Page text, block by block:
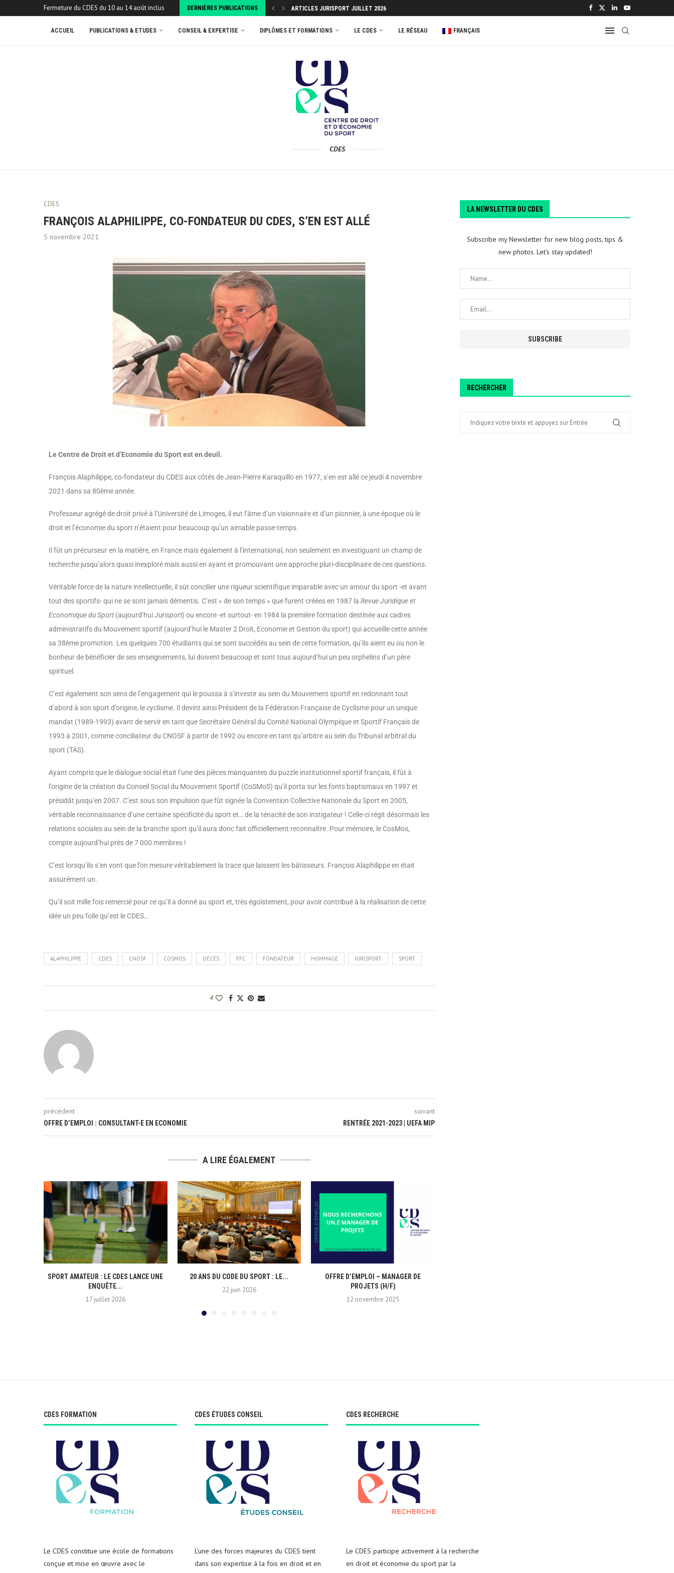
Fermeture du CDES du 10 au 14 août inclus DERNIÈRES PUBLICATIONS ARTICLES JURISPORT JUILLET 2026
ACCUEIL PUBLICATIONS & ETUDES CONSEIL & EXPERTISE DIPLÔMES ET FORMATIONS LE CDES LE RÉSEAU FRANÇAIS
CDES
CDES
FRANÇOIS ALAPHILIPPE, CO-FONDATEUR DU CDES, S’EN EST ALLÉ
5 novembre 2021
Le Centre de Droit et d’Economie du Sport est en deuil.
François Alaphilippe, co-fondateur du CDES aux côtés de Jean-Pierre Karaquillo en 1977, s’en est allé ce jeudi 4 novembre
2021 dans sa 80ème année.
Professeur agrégé de droit privé à l’Université de Limoges, il eut l’âme d’un visionnaire et d’un pionnier, à une époque où le
droit et l’économie du sport n’étaient pour beaucoup qu’un aimable passe-temps.
Il fût un précurseur en la matière, en France mais également à l’international, non seulement en investiguant un champ de
recherche jusqu’alors quasi inexploré mais aussi en ayant et promouvant une approche pluri-disciplinaire de ces questions.
Véritable force de la nature intellectuelle, il sût concilier une rigueur scientifique imparable avec un amour du sport -et avant
tout des sportifs- qui ne se sont jamais démentis. C’est « de son temps » que furent créées en 1987 la Revue Juridique et
Economique du Sport(aujourd’huiJurisport) ou encore -et surtout- en 1984 la première formation destinée aux cadres
administratifs du Mouvement sportif (aujourd’hui le Master 2 Droit, Economie et Gestion du sport) qui accueille cette année
sa 38ème promotion. Les quelques 700 étudiants qui se sont succédés au sein de cette formation, qu’ils aient eu ou non le
bonheur de bénéficier de ses enseignements, lui doivent beaucoup et sont tous aujourd’hui un peu orphelins d’un père
spirituel.
C’est également son sens de l’engagement qui le poussa à s’investir au sein du Mouvement sportif en redonnant tout
d’abord à son sport d’origine, le cyclisme. Il devint ainsi Président de la Fédération Française de Cyclisme pour un unique
mandat (1989-1993) avant de servir en tant que Secrétaire Général du Comité National Olympique et Sportif Français de
1993 à 2001, comme conciliateur du CNOSF à partir de 1992 ou encore en tant qu’arbitre au sein du Tribunal arbitral du
sport (TAS).
Ayant compris que le dialogue social était l’une des pièces manquantes du puzzle institutionnel sportif français, il fût à
l’origine de la création du Conseil Social du Mouvement Sportif (CoSMoS) qu’il porta sur les fonts baptismaux en 1997 et
présidât jusqu’en 2007. C’est sous son impulsion que fût signée la Convention Collective Nationale du Sport en 2005,
véritable reconnaissance d’une certaine spécificité du sport et… de la ténacité de son instigateur ! Celle-ci régit désormais les
relations sociales au sein de la branche sport qu’il aura donc fait officiellement reconnaître. Pour mémoire, le CosMos,
compte aujourd’hui près de 7 000 membres !
C’est lorsqu’ils s’en vont que l’on mesure véritablement la trace que laissent les bâtisseurs. François Alaphilippe en était
assurément un.
Qu’il soit mille fois remercié pour ce qu’il a donné au sport et, très égoïstement, pour avoir contribué à la réalisation de cette
idée un peu folle qu’est le CDES…
ALAPHILIPPE CDES CNOSF COSMOS DÉCÈS FFC FONDATEUR HOMMAGE JURISPORT SPORT
4
précédent
OFFRE D’EMPLOI : CONSULTANT-E EN ECONOMIE
suivant
RENTRÉE 2021-2023 | UEFA MIP
A LIRE ÉGALEMENT
SPORT AMATEUR : LE CDES LANCE UNE
ENQUÊTE...
17 juillet 2026
20 ANS DU CODE DU SPORT : LE...
22 juin 2026
OFFRE D’EMPLOI – MANAGER DE
PROJETS (H/F)
12 novembre 2025
LA NEWSLETTER DU CDES
Subscribe my Newsletter for new blog posts, tips &
new photos. Let's stay updated!
RECHERCHER
CDES FORMATION
Le CDES constitue une école de formations
conçue et mise en œuvre avec le
CDES ÉTUDES CONSEIL
L’une des forces majeures du CDES tient
dans son expertise à la fois en droit et en
CDES RECHERCHE
Le CDES participe activement à la recherche
en droit et économie du sport par la